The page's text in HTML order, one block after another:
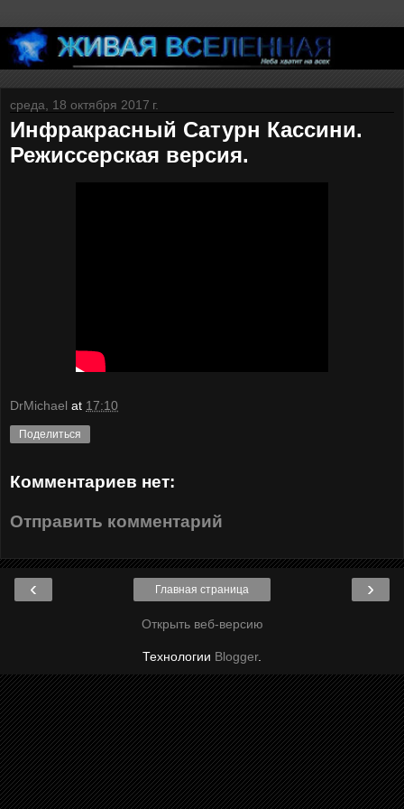
среда, 18 октября 2017 г.
Инфракрасный Сатурн Кассини.
Режиссерская версия.
DrMichael at 17:10
Поделиться
Комментариев нет:
Отправить комментарий
‹ ›
Главная страница
Открыть веб-версию
Технологии Blogger.